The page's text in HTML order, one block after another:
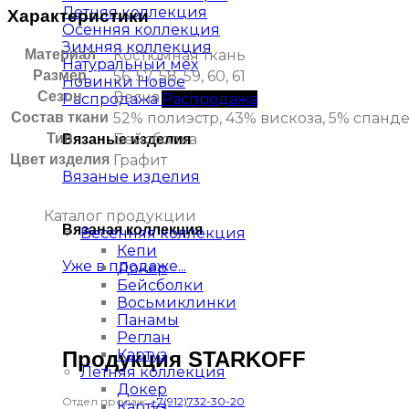
Летняя коллекция
Осенняя коллекция
Зимняя коллекция
Натуральный мех
Новинки
Распродажа
Вязаные изделия
Вязаные изделия
Вязаная коллекция
Уже в продаже...
Продукция STARKOFF
Отдел продаж:+7(912)732-30-20
Характеристики
Материал Костюмная ткань
Размер 56, 57, 58, 59, 60, 61
Сезон Весна
Состав ткани 52% полиэстр, 43% вискоза, 5%
Тип Бейсболка
Цвет изделия Графит
Каталог продукции
Весенняя коллекция
Кепи
Докер
Бейсболки
Восьмиклинки
Панамы
Реглан
Картуз
Летняя коллекция
Докер